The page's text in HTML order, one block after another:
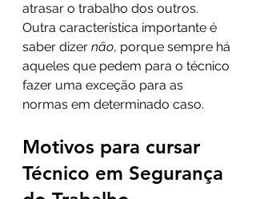
atrasar o trabalho dos outros.
Outra característica importante é
saber dizer não, porque sempre há
aqueles que pedem para o técnico
fazer uma exceção para as
normas em determinado caso.
Motivos para cursar
Técnico em Segurança